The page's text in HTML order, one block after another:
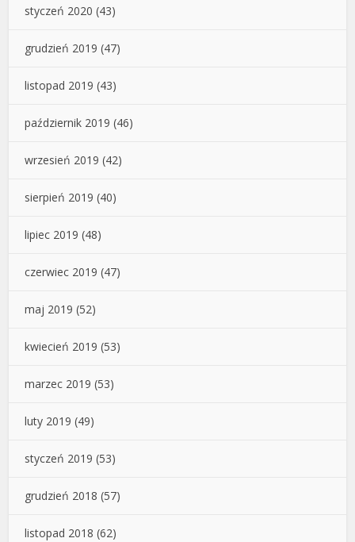
styczeń 2020 (43)
grudzień 2019 (47)
listopad 2019 (43)
październik 2019 (46)
wrzesień 2019 (42)
sierpień 2019 (40)
lipiec 2019 (48)
czerwiec 2019 (47)
maj 2019 (52)
kwiecień 2019 (53)
marzec 2019 (53)
luty 2019 (49)
styczeń 2019 (53)
grudzień 2018 (57)
listopad 2018 (62)